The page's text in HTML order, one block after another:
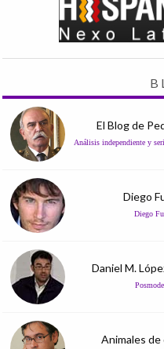
El Blog de
Análisis independiente y
Diego
Diego
Daniel M.
Animales de